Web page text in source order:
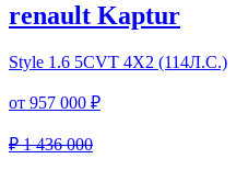
renault Kaptur
Style 1.6 5CVT 4X2 (114Л.С.)
от 957 000 ₽
₽ 1 436 000